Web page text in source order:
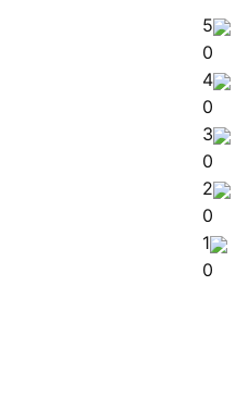
5
0
4
0
3
0
2
0
1
0